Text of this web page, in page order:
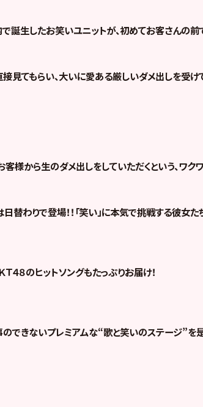
誕生したお笑いユニットが、初めてお客さんの前で
見てもらい、大いに愛ある厳しいダメ出しを受け
様から生のダメ出しをしていただくという、ワク
替わりで登場！！「笑い」に本気で挑戦する彼女た
Ｔ４８のヒットソングもたっぷりお届け！
のできないプレミアムな“歌と笑いのステージ”を是